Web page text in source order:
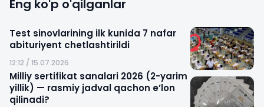
Eng ko'p o'qilganlar
Test sinovlarining ilk kunida 7 nafar
abituriyent chetlashtirildi
12:12 / 15.07.2026
Milliy sertifikat sanalari 2026 (2-yarim
yillik) — rasmiy jadval qachon e’lon
qilinadi?